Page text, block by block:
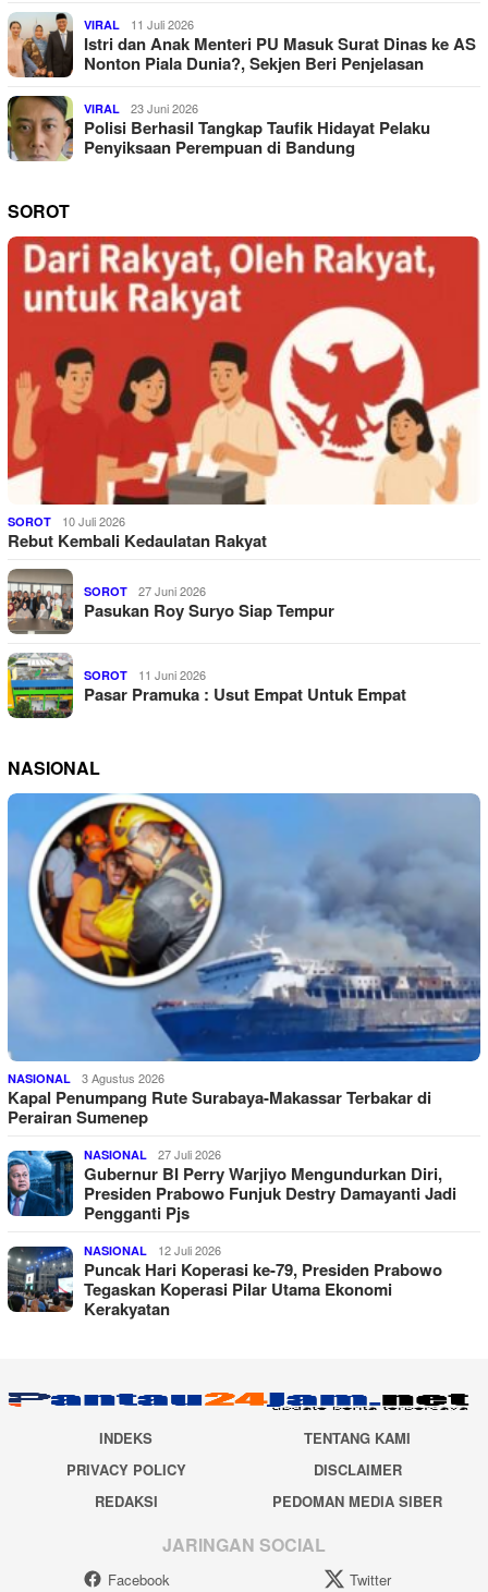
VIRAL 11 Juli 2026
Istri dan Anak Menteri PU Masuk Surat Dinas ke AS
Nonton Piala Dunia?, Sekjen Beri Penjelasan
VIRAL 23 Juni 2026
Polisi Berhasil Tangkap Taufik Hidayat Pelaku
Penyiksaan Perempuan di Bandung
SOROT
SOROT 10 Juli 2026
Rebut Kembali Kedaulatan Rakyat
SOROT 27 Juni 2026
Pasukan Roy Suryo Siap Tempur
SOROT 11 Juni 2026
Pasar Pramuka : Usut Empat Untuk Empat
NASIONAL
NASIONAL 3 Agustus 2026
Kapal Penumpang Rute Surabaya-Makassar Terbakar di
Perairan Sumenep
NASIONAL 27 Juli 2026
Gubernur BI Perry Warjiyo Mengundurkan Diri,
Presiden Prabowo Funjuk Destry Damayanti Jadi
Pengganti Pjs
NASIONAL 12 Juli 2026
Puncak Hari Koperasi ke-79, Presiden Prabowo
Tegaskan Koperasi Pilar Utama Ekonomi
Kerakyatan
INDEKS
TENTANG KAMI
PRIVACY POLICY
DISCLAIMER
REDAKSI
PEDOMAN MEDIA SIBER
JARINGAN SOCIAL
Facebook Twitter